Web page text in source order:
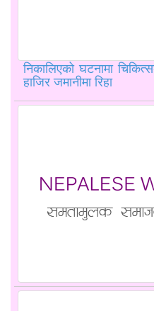
निकालिएको घटनामा
हाजिर जमानीमा रिहा